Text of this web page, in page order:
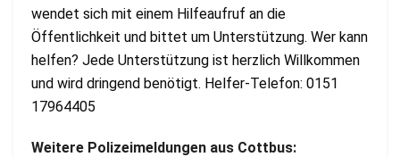
wendet sich mit einem Hilfeaufruf an die
Öffentlichkeit und bittet um Unterstützung. Wer kann
helfen? Jede Unterstützung ist herzlich Willkommen
und wird dringend benötigt. Helfer-Telefon: 0151
17964405
Weitere Polizeimeldungen aus Cottbus: